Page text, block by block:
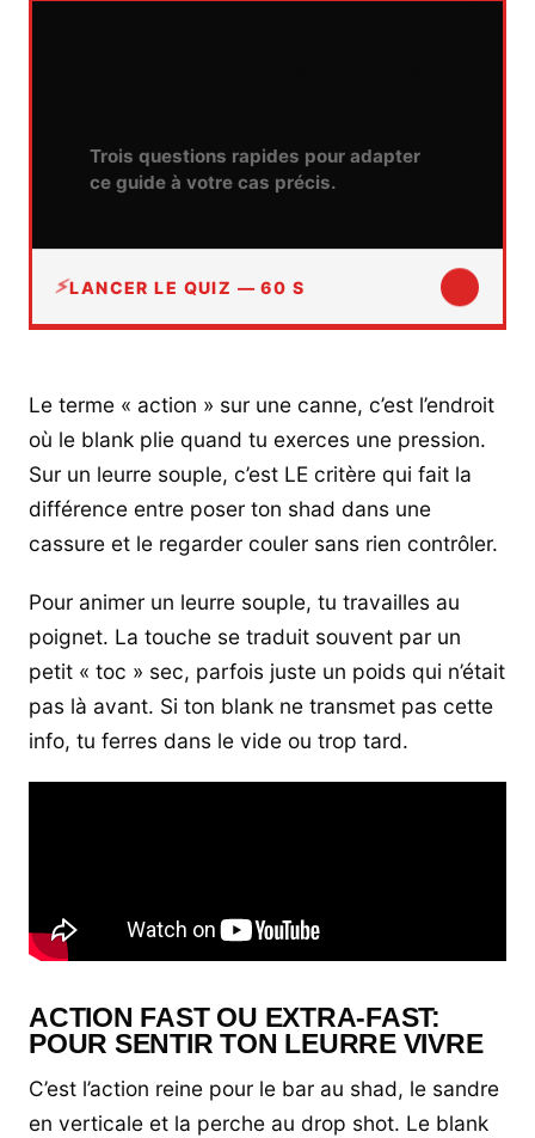
Trois questions rapides pour adapter
ce guide à votre cas précis.
LANCER LE QUIZ — 60 S
Le terme « action » sur une canne, c’est l’endroit
où le blank plie quand tu exerces une pression.
Sur un leurre souple, c’est LE critère qui fait la
différence entre poser ton shad dans une
cassure et le regarder couler sans rien contrôler.
Pour animer un leurre souple, tu travailles au
poignet. La touche se traduit souvent par un
petit « toc » sec, parfois juste un poids qui n’était
pas là avant. Si ton blank ne transmet pas cette
info, tu ferres dans le vide ou trop tard.
ACTION FAST OU EXTRA-FAST:
POUR SENTIR TON LEURRE VIVRE
C’est l’action reine pour le bar au shad, le sandre
en verticale et la perche au drop shot. Le blank